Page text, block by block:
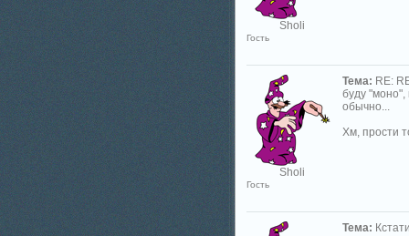
Sholi
Гость
Sholi
Гость
Тема: RE:
буду "моно",
обычно...
Хм, прости
Тема: